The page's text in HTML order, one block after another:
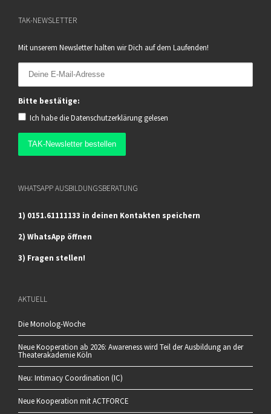
TAK-NEWSLETTER
Mit unserem Newsletter halten wir Dich auf dem Laufenden!
Bitte bestätige:
Ich habe dieDatenschutzerklärung gelesen
WHATSAPP AUSBILDUNGSBERATUNG
1) 0151.61111133 in deinen Kontakten speichern
2) WhatsApp öffnen
3) Fragen stellen!
AKTUELL
Die Monolog-Woche
Neue Kooperation ab 2026: Awareness wird Teil der Ausbildung an der
Theaterakademie Köln
Neu: Intimacy Coordination (IC)
Neue Kooperation mit ACTFORCE